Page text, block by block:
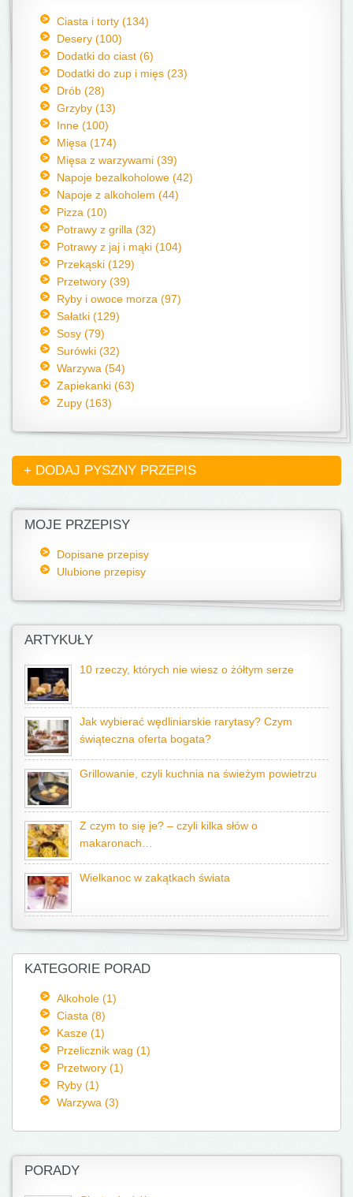
Ciasta i torty (134)
Desery (100)
Dodatki do ciast (6)
Dodatki do zup i mięs (23)
Drób (28)
Grzyby (13)
Inne (100)
Mięsa (174)
Mięsa z warzywami (39)
Napoje bezalkoholowe (42)
Napoje z alkoholem (44)
Pizza (10)
Potrawy z grilla (32)
Potrawy z jaj i mąki (104)
Przekąski (129)
Przetwory (39)
Ryby i owoce morza (97)
Sałatki (129)
Sosy (79)
Surówki (32)
Warzywa (54)
Zapiekanki (63)
Zupy (163)
+ DODAJ PYSZNY PRZEPIS
MOJE PRZEPISY
Dopisane przepisy
Ulubione przepisy
ARTYKUŁY
10 rzeczy, których nie wiesz o żółtym serze
Jak wybierać wędliniarskie rarytasy? Czym
świąteczna oferta bogata?
Grillowanie, czyli kuchnia na świeżym powietrzu
Z czym to się je? – czyli kilka słów o
makaronach…
Wielkanoc w zakątkach świata
KATEGORIE PORAD
Alkohole (1)
Ciasta (8)
Kasze (1)
Przelicznik wag (1)
Przetwory (1)
Ryby (1)
Warzywa (3)
PORADY